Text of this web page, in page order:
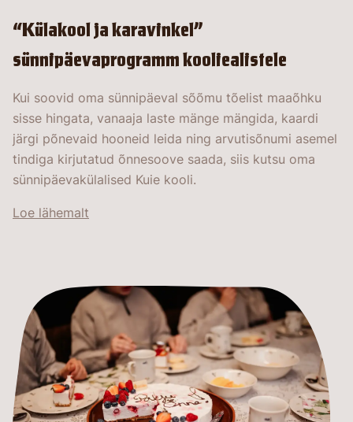
“Külakool ja karavinkel”
sünnipäevaprogramm kooliealistele
Kui soovid oma sünnipäeval sõõmu tõelist maaõhku
sisse hingata, vanaaja laste mänge mängida, kaardi
järgi põnevaid hooneid leida ning arvutisõnumi asemel
tindiga kirjutatud õnnesoove saada, siis kutsu oma
sünnipäevakülalised Kuie kooli.
Loe lähemalt